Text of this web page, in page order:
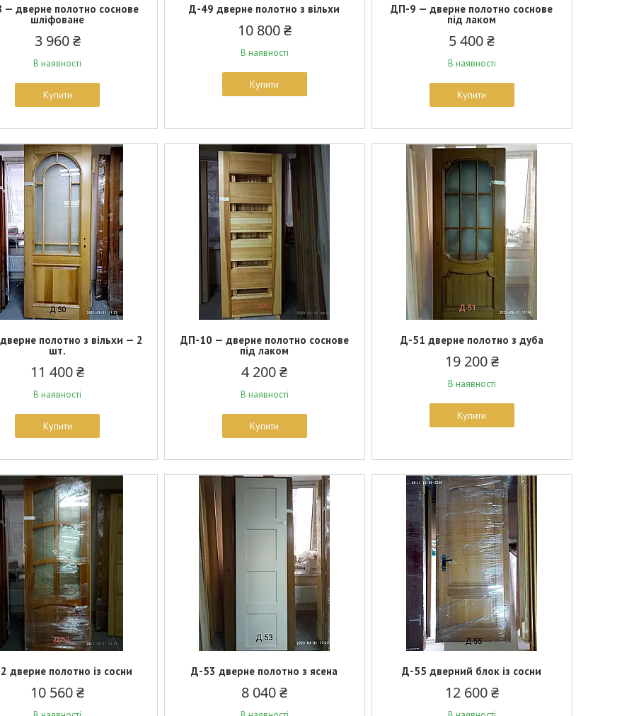
дверне полотно соснове
шліфоване
3 960 ₴
В наявності
Купити
Д-49 дверне полотно з вільхи
10 800 ₴
В наявності
Купити
ДП-9 — дверне полотно соснове
під лаком
5 400 ₴
В наявності
Купити
полотно з вільхи — 2
шт.
11 400 ₴
В наявності
Купити
ДП-10 — дверне полотно соснове
під лаком
4 200 ₴
В наявності
Купити
Д-51 дверне полотно з дуба
19 200 ₴
В наявності
Купити
дверне полотно із сосни
10 560 ₴
Д-53 дверне полотно з ясена
8 040 ₴
Д-55 дверний блок із сосни
12 600 ₴